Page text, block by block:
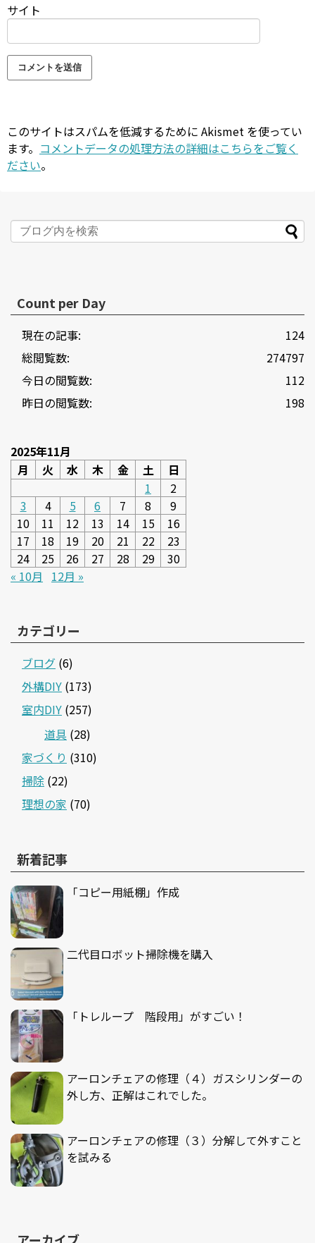
サイト
このサイトはスパムを低減するために Akismet を使ってい
ます。 コメントデータの処理方法の詳細はこちらをご覧く
ださい。
Count per Day
124
現在の記事:
274797
総閲覧数:
112
今日の閲覧数:
198
昨日の閲覧数:
2025年11月
月
火 水 木 金 土
日
1
2
3
4 5 6 7 8
9
10
11 12 13 14 15
16
17
18 19 20 21 22
23
24
25 26 27 28 29
30
« 10月
12月 »
カテゴリー
ブログ (6)
外構DIY (173)
室内DIY (257)
道具 (28)
家づくり (310)
掃除 (22)
理想の家 (70)
新着記事
「コピー用紙棚」作成
二代目ロボット掃除機を購入
「トレループ 階段用」がすごい！
アーロンチェアの修理（４）ガスシリンダーの
外し方、正解はこれでした。
アーロンチェアの修理（３）分解して外すこと
を試みる
アーカイブ